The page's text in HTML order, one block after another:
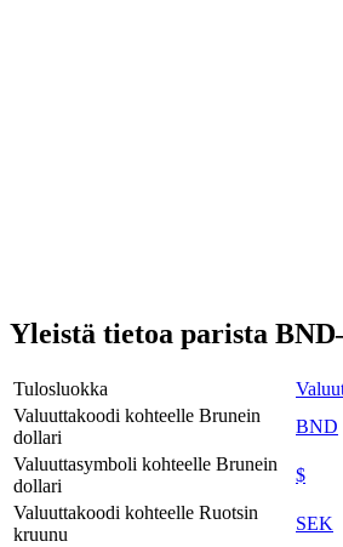
Yleistä tietoa parista
Tulosluokka
Valuuttakoodi kohteelle Brunein
dollari
BND
Valuuttasymboli kohteelle Brunein
dollari
$
Valuuttakoodi kohteelle Ruotsin
kruunu
SEK